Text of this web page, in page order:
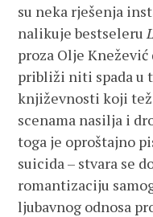
su neka rješenja
nalikuje bestseleru
proza Olje
približi niti spada u
književnosti koji
scenama nasilja i
toga je oproštajno
suicida – stvara se
romantizaciju
ljubavnog odnosa